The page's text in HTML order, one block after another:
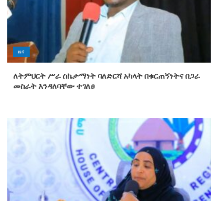
ዜና
ለትምህርት ሥራ ስኬታማነት ባለድርሻ አካላት በቁርጠኝነትና በጋራ
መስራት እንዳለባቸው ተገለፀ